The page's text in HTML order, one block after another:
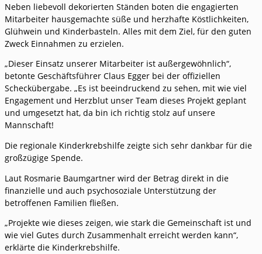
Neben liebevoll dekorierten Ständen boten die engagierten
Mitarbeiter hausgemachte süße und herzhafte Köstlichkeiten,
Glühwein und Kinderbasteln. Alles mit dem Ziel, für den guten
Zweck Einnahmen zu erzielen.
„Dieser Einsatz unserer Mitarbeiter ist außergewöhnlich“,
betonte Geschäftsführer Claus Egger bei der offiziellen
Scheckübergabe. „Es ist beeindruckend zu sehen, mit wie viel
Engagement und Herzblut unser Team dieses Projekt geplant
und umgesetzt hat, da bin ich richtig stolz auf unsere
Mannschaft!
Die regionale Kinderkrebshilfe zeigte sich sehr dankbar für die
großzügige Spende.
Laut Rosmarie Baumgartner wird der Betrag direkt in die
finanzielle und auch psychosoziale Unterstützung der
betroffenen Familien fließen.
„Projekte wie dieses zeigen, wie stark die Gemeinschaft ist und
wie viel Gutes durch Zusammenhalt erreicht werden kann“,
erklärte die Kinderkrebshilfe.